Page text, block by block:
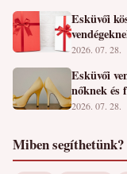
Esküvői
2026. 07. 28.
Esküvői
nőknek és
2026. 07. 28.
Miben segíthetünk?